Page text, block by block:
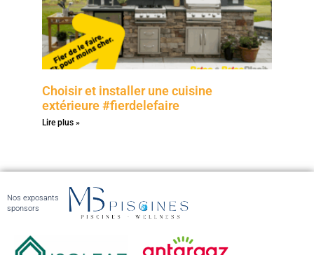
Choisir et installer une cuisine
extérieure #fierdelefaire
Lire plus »
Nos exposants
sponsors